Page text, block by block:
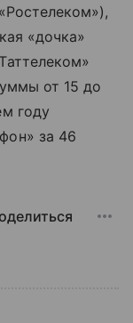
«дочка»
от 15 до
году
за 46